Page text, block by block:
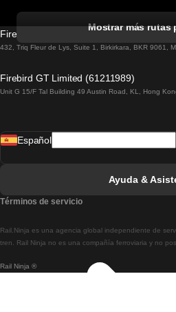
Tren De Lisboa A
Tren De Lisboa A
Tren De Lisboa A
Tren De Braga A
Mostrar más rutas
Firebird GT Limited (OC 1451)
432, Triq Fleur de Lys, Suite 1, Birkirkara, BKR 9061,
Firebird GT Limited (61211989)
Unit G 15/F Tal Building 49 Austin Road, KL, Hong
Rail Ninja ®
Rail.Ninja es una agencia global independiente de
tren. Rail Ninja no es una compañía ferroviaria y no
Español
Ayuda &
Términos de servicio